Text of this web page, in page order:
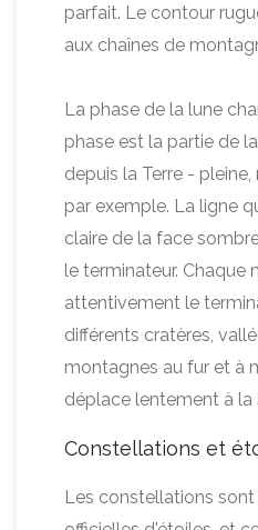
parfait. Le contour
aux chaînes de
La phase de la lune
phase est la partie de
depuis la Terre -
par exemple. La ligne
claire de la face
le terminateur. Chaque
attentivement le
différents cratères,
montagnes au fur et à
déplace lentement à la
Constellations et
Les constellations